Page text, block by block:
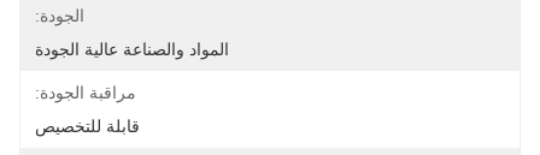
الجودة:
المواد والصناعة عالية الجودة
مراقبة الجودة:
قابلة للتخصيص